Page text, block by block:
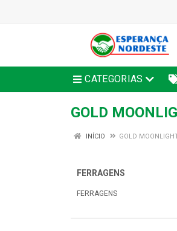
CATEGORIAS
GOLD
INÍCIO GOLD
FERRAGENS
FERRAGENS